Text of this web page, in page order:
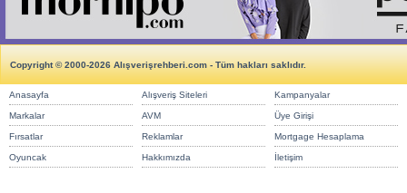
Copyright © 2000-2026 Alışverişrehberi.com - Tüm hakları saklıdır.
Anasayfa Alışveriş Siteleri Kampanyalar
Markalar AVM Üye Girişi
Fırsatlar Reklamlar Mortgage Hesaplama
Oyuncak Hakkımızda İletişim